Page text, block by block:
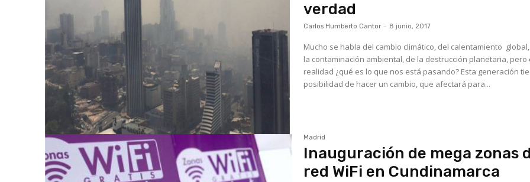
verdad
Carlos Humberto Cantor - 8 junio, 2017
Mucho se habla del cambio climático, del calentamiento
la contaminación ambiental, de la destrucción planetaria, pero
realidad ¿qué es lo que nos está pasando? Esta generación
posibilidad de hacer un cambio, que afectará para...
Madrid
Inauguración de mega zonas
red WiFi en Cundinamarca